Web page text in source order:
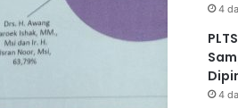
4
4